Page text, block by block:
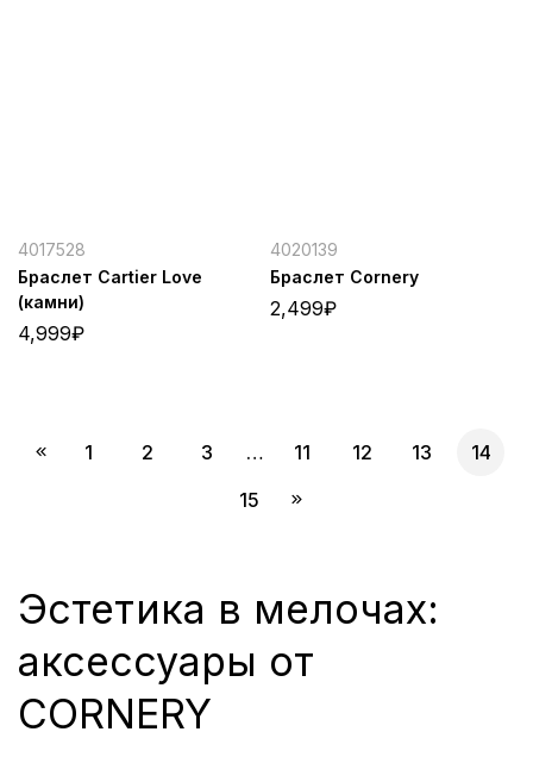
4017528
Браслет Cartier Love
(камни)
4,999₽
4020139
Браслет Cornery
2,499₽
1 2 3 … 11 12 13
14
15
Эстетика в мелочах:
аксессуары от
CORNERY